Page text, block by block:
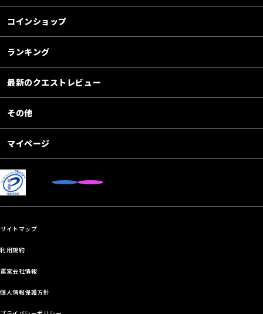
コインショップ
ランキング
最新のクエストレビュー
その他
マイページ
サイトマップ
利用規約
運営会社情報
個人情報保護方針